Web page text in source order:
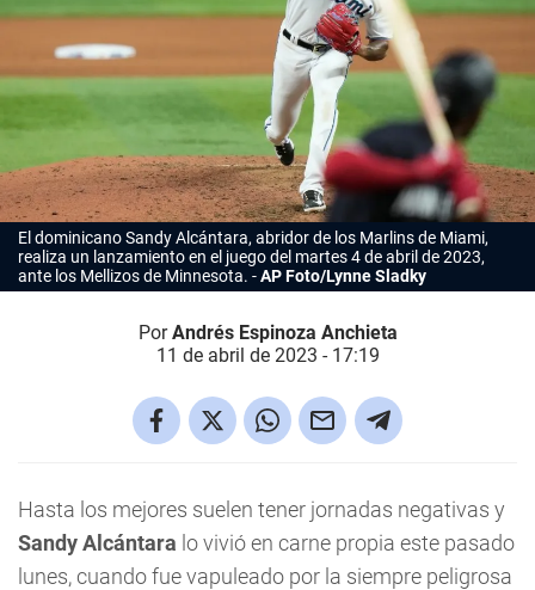
El dominicano Sandy Alcántara, abridor de los Marlins de Miami,
realiza un lanzamiento en el juego del martes 4 de abril de 2023,
ante los Mellizos de Minnesota.
AP Foto/Lynne Sladky
PorAndrés Espinoza Anchieta
11 de abril de 2023 - 17:19
Hasta los mejores suelen tener jornadas negativas y
Sandy Alcántara lo vivió en carne propia este pasado
lunes, cuando fue vapuleado por la siempre peligrosa